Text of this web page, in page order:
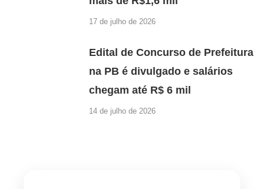
17 de julho de 2026
Edital de Concurso de Prefeitura
na PB é divulgado e salários
chegam até R$ 6 mil
14 de julho de 2026